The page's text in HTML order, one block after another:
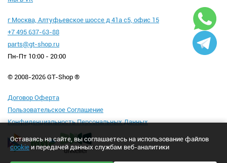
г Москва, Алтуфьевское шоссе д 41а с5, офис 15
+7 495 637-63-88
parts@gt-shop.ru
Пн-Пт 10:00 - 20:00
© 2008-2026 GT-Shop ®
Договор Оферта
Пользовательское Соглашение
Конфиденциальность Персональных Данных
Оставаясь на сайте, вы соглашаетесь на использование файлов
cookie и передачей данных службам веб-аналитики